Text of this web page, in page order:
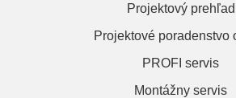
Projektový prehľad
Projektové poradenstvo
PROFI servis
Montážny servis